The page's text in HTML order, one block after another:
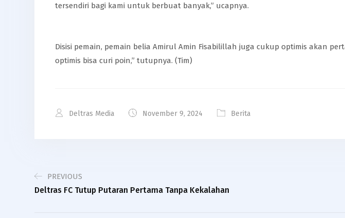
tersendiri bagi kami untuk berbuat banyak,” ucapnya.
Disisi pemain, pemain belia Amirul Amin Fisabilillah juga cukup optimis akan
optimis bisa curi poin,” tutupnya. (Tim)
Deltras Media November 9, 2024 Berita
PREVIOUS
Deltras FC Tutup Putaran Pertama Tanpa Kekalahan